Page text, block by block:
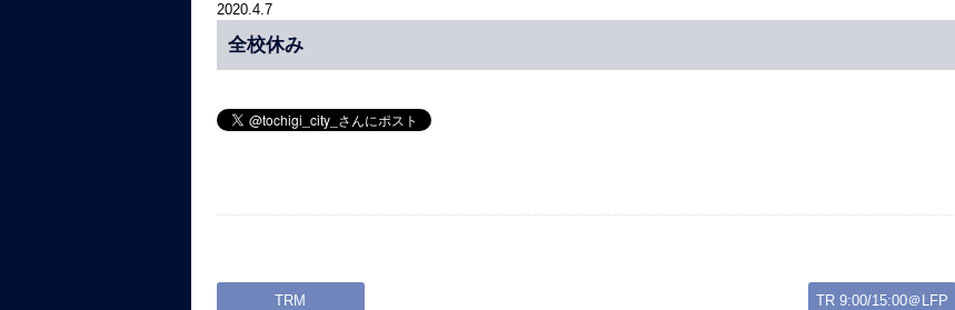
2020.4.7
全校休み
TRM TR 9:00/15:00＠LFP